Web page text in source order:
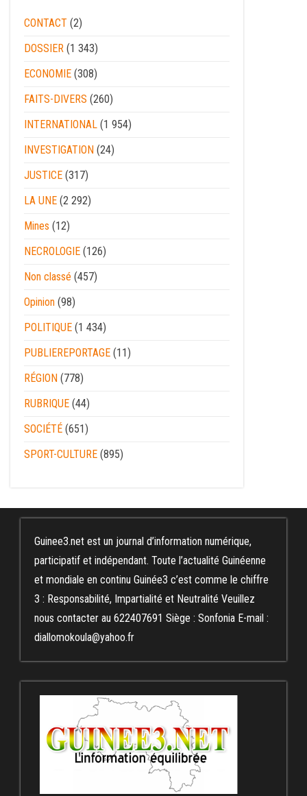
CONTACT (2)
DOSSIER (1 343)
ECONOMIE (308)
FAITS-DIVERS (260)
INTERNATIONAL (1 954)
INVESTIGATION (24)
JUSTICE (317)
LA UNE (2 292)
Mines (12)
NECROLOGIE (126)
Non classé (457)
Opinion (98)
POLITIQUE (1 434)
PUBLIEREPORTAGE (11)
RÉGION (778)
RUBRIQUE (44)
SOCIÉTÉ (651)
SPORT-CULTURE (895)
Guinee3.net est un journal d’information numérique,
participatif et indépendant. Toute l’actualité Guinéenne
et mondiale en continu Guinée3 c’est comme le chiffre
3 : Responsabilité, Impartialité et Neutralité Veuillez
nous contacter au 622407691 Siège : Sonfonia E-mail :
diallomokoula@yahoo.fr